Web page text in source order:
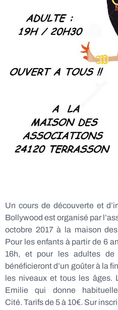
Un cours de découverte et
Bollywood est organisé par
octobre 2017 à la maison
Pour les enfants à partir de 6
16h, et pour les adultes
bénéficieront d’un goûter à la
les niveaux et tous les âges.
Emilie qui donne
Cité. Tarifs de 5 à 10€. Sur